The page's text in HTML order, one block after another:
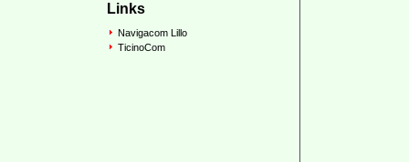
Links
Navigacom Lillo
TicinoCom